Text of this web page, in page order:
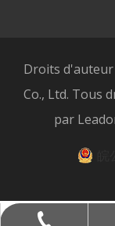
Droits
Co., Ltd. Tous
par